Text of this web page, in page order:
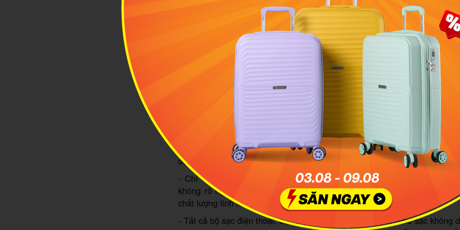
mang lên máy bay
lên máy bay
≤ 20.000 mAh
Tối đa 10 đơn
100Wh – 160Wh
20.000 – 32.000 mAh Tối đa 2 đơn
>32.000 mAh
Không được
máy bay dưới
Lưu ý khi mang sạc điện thoại lên máy bay
Dưới đây là 5 lưu ý quan trọng khi mang sạc điện thoại lên máy
đặc biệt lưu ý:
- Chỉ nên mang theo sạc điện thoại chính hãng hoặc đạt chuẩn an
không rõ nguồn gốc dễ bị từ chối hoặc bị xem là nguy cơ cháy nổ do
chất lượng linh kiện.
- Tất cả bộ sạc điện thoại, đặc biệt là sạc có tích hợp pin (như sạc không